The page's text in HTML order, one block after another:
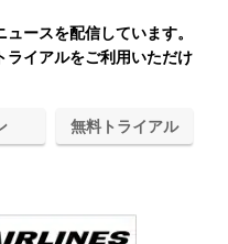
ースを配信しています。
ライアルをご利用いただけ
無料トライアル